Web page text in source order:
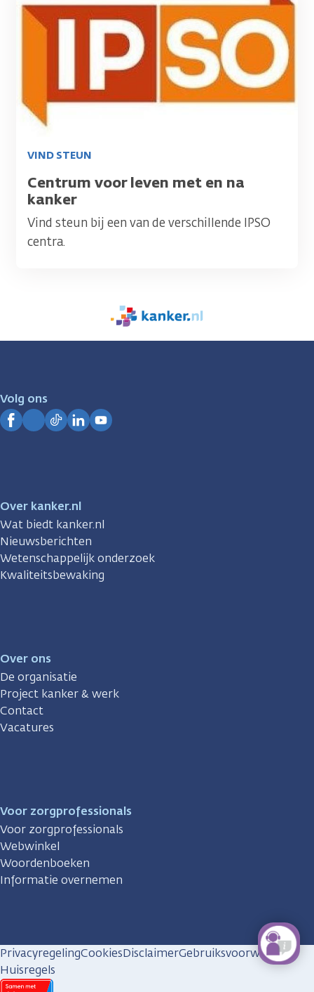
VIND STEUN
Titel
Centrum voor leven met en na
kanker
Vind steun bij een van de verschillende IPSO
centra.
We
zijn
Volg ons
Over kanker.nl
Wat biedt kanker.nl
Nieuwsberichten
Wetenschappelijk onderzoek
Kwaliteitsbewaking
Over ons
De organisatie
Project kanker & werk
Contact
Vacatures
Voor zorgprofessionals
Voor zorgprofessionals
Webwinkel
Woordenboeken
Informatie overnemen
PrivacyregelingCookiesDisclaimerGebruiksvoorwaarden
Huisregels